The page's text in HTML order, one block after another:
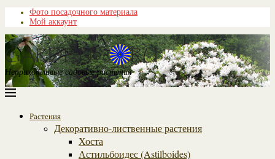
Фото посадочного материала
Мой аккаунт
Неприхотливые садовые растения
Растения
Декоративно-лиственные растения
Хоста
Астильбоидес (Astilboides)